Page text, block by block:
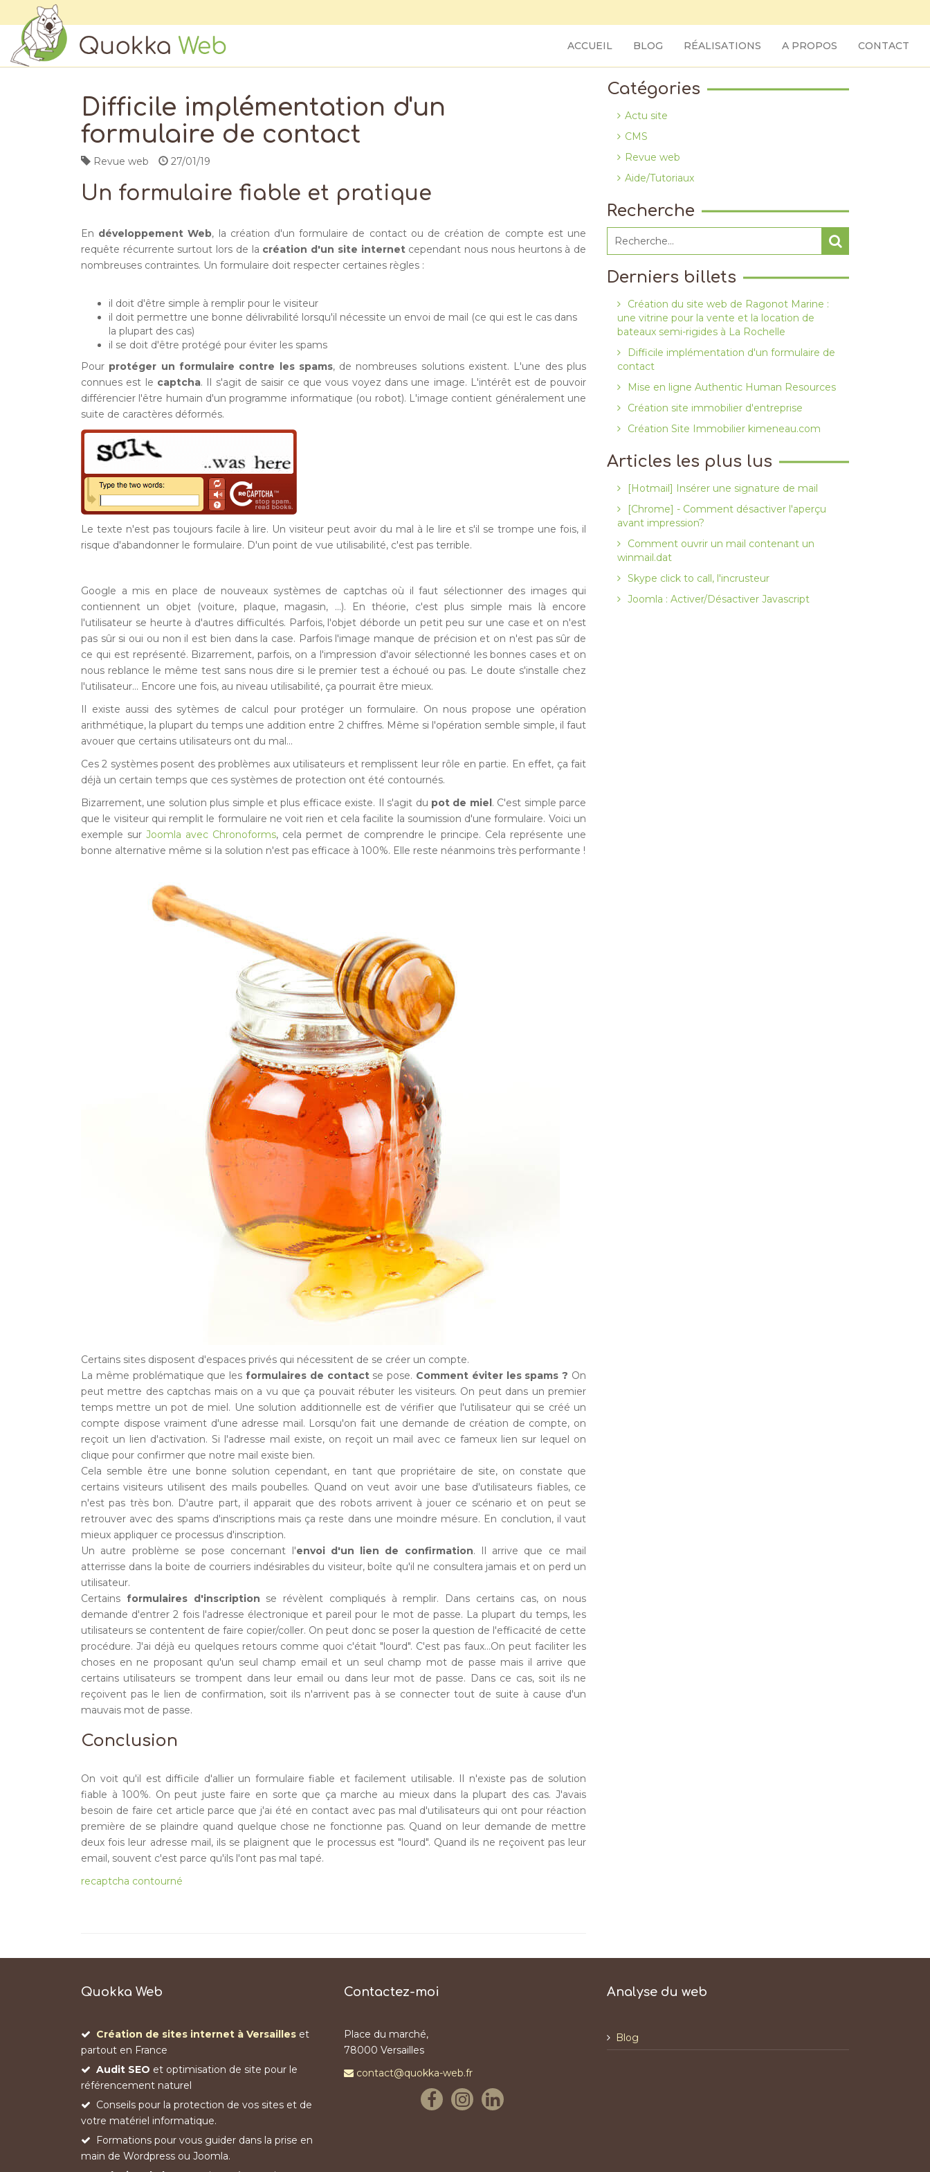
ACCUEIL BLOG RÉALISATIONS A PROPOS CONTACT
Difficile implémentation d'un
formulaire de contact
Revue web 27/01/19
Un formulaire fiable et pratique
En développement Web, la création d'un formulaire de contact ou de création de compte est une
requête récurrente surtout lors de la création d'un site internetcependant nous nous heurtons à de
nombreuses contraintes. Un formulaire doit respecter certaines règles :
il doit d'être simple à remplir pour le visiteur
il doit permettre une bonne délivrabilité lorsqu'il nécessite un envoi de mail (ce qui est le cas dans
la plupart des cas)
il se doit d'être protégé pour éviter les spams
Pour protéger un formulaire contre les spams, de nombreuses solutions existent. L'une des plus
connues est le captcha. Il s'agit de saisir ce que vous voyez dans une image. L'intérêt est de pouvoir
différencier l'être humain d'un programme informatique (ou robot). L'image contient généralement une
suite de caractères déformés.
Le texte n'est pas toujours facile à lire. Un visiteur peut avoir du mal à le lire et s'il se trompe une fois, il
risque d'abandonner le formulaire. D'un point de vue utilisabilité, c'est pas terrible.
Google a mis en place de nouveaux systèmes de captchas où il faut sélectionner des images qui
contiennent un objet (voiture, plaque, magasin, ...). En théorie, c'est plus simple mais là encore
l'utilisateur se heurte à d'autres difficultés. Parfois, l'objet déborde un petit peu sur une case et on n'est
pas sûr si oui ou non il est bien dans la case. Parfois l'image manque de précision et on n'est pas sûr de
ce qui est représenté. Bizarrement, parfois, on a l'impression d'avoir sélectionné les bonnes cases et on
nous reblance le même test sans nous dire si le premier test a échoué ou pas. Le doute s'installe chez
l'utilisateur... Encore une fois, au niveau utilisabilité, ça pourrait être mieux.
Il existe aussi des sytèmes de calcul pour protéger un formulaire. On nous propose une opération
arithmétique, la plupart du temps une addition entre 2 chiffres. Même si l'opération semble simple, il faut
avouer que certains utilisateurs ont du mal...
Ces 2 systèmes posent des problèmes aux utilisateurs et remplissent leur rôle en partie. En effet, ça fait
déjà un certain temps que ces systèmes de protection ont été contournés.
Bizarrement, une solution plus simple et plus efficace existe. Il s'agit du pot de miel. C'est simple parce
que le visiteur qui remplit le formulaire ne voit rien et cela facilite la soumission d'une formulaire. Voici un
exemple surJoomla avec Chronoforms, cela permet de comprendre le principe. Cela représente une
bonne alternative même si la solution n'est pas efficace à 100%. Elle reste néanmoins très performante !
Certains sites disposent d'espaces privés qui nécessitent de se créer un compte.
La même problématique que les formulaires de contactse pose. Comment éviter les spams ? On
peut mettre des captchas mais on a vu que ça pouvait rébuter les visiteurs. On peut dans un premier
temps mettre un pot de miel. Une solution additionnelle est de vérifier que l'utilisateur qui se créé un
compte dispose vraiment d'une adresse mail. Lorsqu'on fait une demande de création de compte, on
reçoit un lien d'activation. Si l'adresse mail existe, on reçoit un mail avec ce fameux lien sur lequel on
clique pour confirmer que notre mail existe bien.
Cela semble être une bonne solution cependant, en tant que propriétaire de site, on constate que
certains visiteurs utilisent des mails poubelles. Quand on veut avoir une base d'utilisateurs fiables, ce
n'est pas très bon. D'autre part, il apparait que des robots arrivent à jouer ce scénario et on peut se
retrouver avec des spams d'inscriptions mais ça reste dans une moindre mésure. En conclution, il vaut
mieux appliquer ce processus d'inscription.
Un autre problème se pose concernant l'envoi d'un lien de confirmation. Il arrive que ce mail
atterrisse dans la boite de courriers indésirables du visiteur, boîte qu'il ne consultera jamais et on perd un
utilisateur.
Certains formulaires d'inscription se révèlent compliqués à remplir. Dans certains cas, on nous
demande d'entrer 2 fois l'adresse électronique et pareil pour le mot de passe. La plupart du temps, les
utilisateurs se contentent de faire copier/coller. On peut donc se poser la question de l'efficacité de cette
procédure. J'ai déjà eu quelques retours comme quoi c'était "lourd". C'est pas faux...On peut faciliter les
choses en ne proposant qu'un seul champ email et un seul champ mot de passe mais il arrive que
certains utilisateurs se trompent dans leur email ou dans leur mot de passe. Dans ce cas, soit ils ne
reçoivent pas le lien de confirmation, soit ils n'arrivent pas à se connecter tout de suite à cause d'un
mauvais mot de passe.
Conclusion
On voit qu'il est difficile d'allier un formulaire fiable et facilement utilisable. Il n'existe pas de solution
fiable à 100%. On peut juste faire en sorte que ça marche au mieux dans la plupart des cas. J'avais
besoin de faire cet article parce que j'ai été en contact avec pas mal d'utilisateurs qui ont pour réaction
première de se plaindre quand quelque chose ne fonctionne pas. Quand on leur demande de mettre
deux fois leur adresse mail, ils se plaignent que le processus est "lourd". Quand ils ne reçoivent pas leur
email, souvent c'est parce qu'ils l'ont pas mal tapé.
recaptcha contourné
Catégories
Actu site
CMS
Revue web
Aide/Tutoriaux
Recherche
Derniers billets
Création du site web de Ragonot Marine :
une vitrine pour la vente et la location de
bateaux semi-rigides à La Rochelle
Difficile implémentation d'un formulaire de
contact
Mise en ligne Authentic Human Resources
Création site immobilier d'entreprise
Création Site Immobilier kimeneau.com
Articles les plus lus
[Hotmail] Insérer une signature de mail
[Chrome] - Comment désactiver l'aperçu
avant impression?
Comment ouvrir un mail contenant un
winmail.dat
Skype click to call, l'incrusteur
Joomla : Activer/Désactiver Javascript
Quokka Web
Création de sites internet à Versailles et
partout en France
Audit SEO et optimisation de site pour le
référencement naturel
Conseils pour la protection de vos sites et de
votre matériel informatique.
Formations pour vous guider dans la prise en
main de Wordpress ou Joomla.
Contactez-moi
Place du marché,
78000 Versailles
contact@quokka-web.fr
Analyse du web
Blog